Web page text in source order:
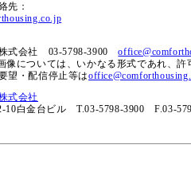
先：
株式会社 03-5798-3900
像については、いかなる形式であれ、
望・配信停止等は
式会社
10白金台ビル T.03-5798-3900 F.03-